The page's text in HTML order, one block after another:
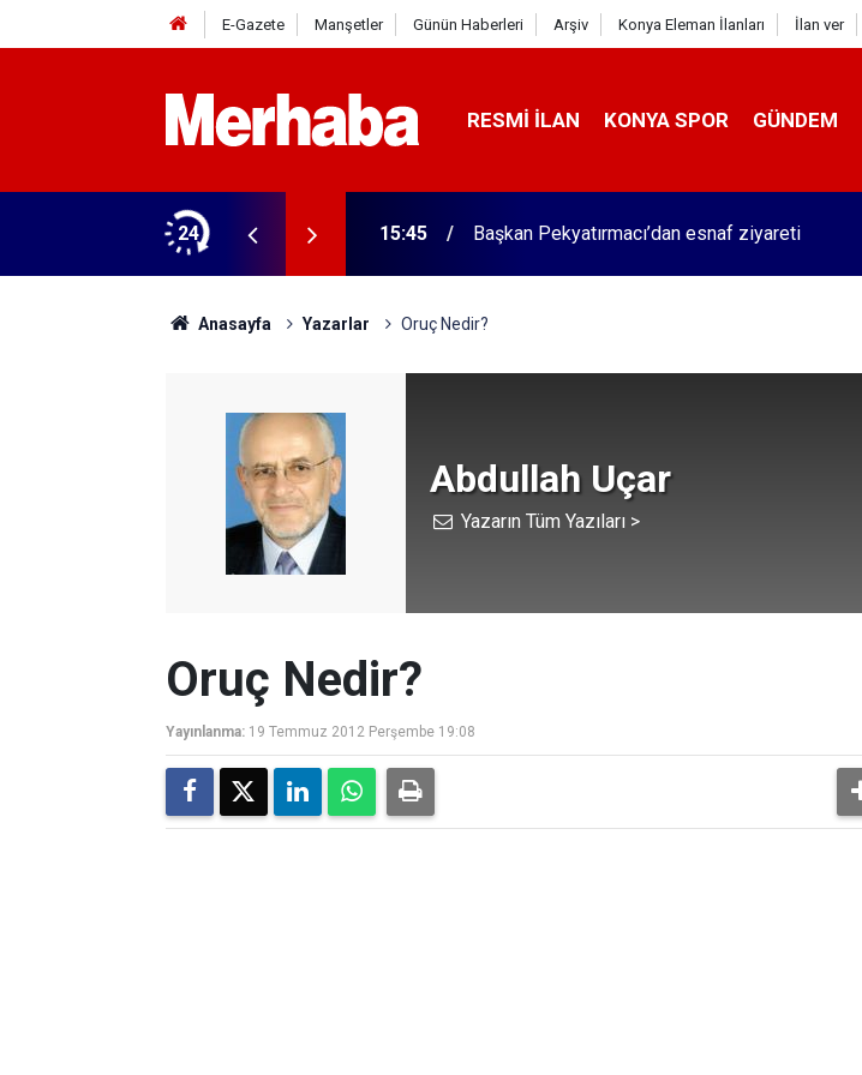
E-Gazete Manşetler Günün Haberleri Arşiv Konya Eleman İlanları İlan ver
RESMI İLAN KONYA SPOR GÜNDEM
24
Kampüsü'ne ziyaret 15:45 Başkan Pekyatırmacı’dan esnaf ziyareti
Anasayfa Yazarlar Oruç Nedir?
Abdullah Uçar
Yazarın Tüm Yazıları >
Oruç Nedir?
Yayınlanma: 19 Temmuz 2012 Perşembe 19:08